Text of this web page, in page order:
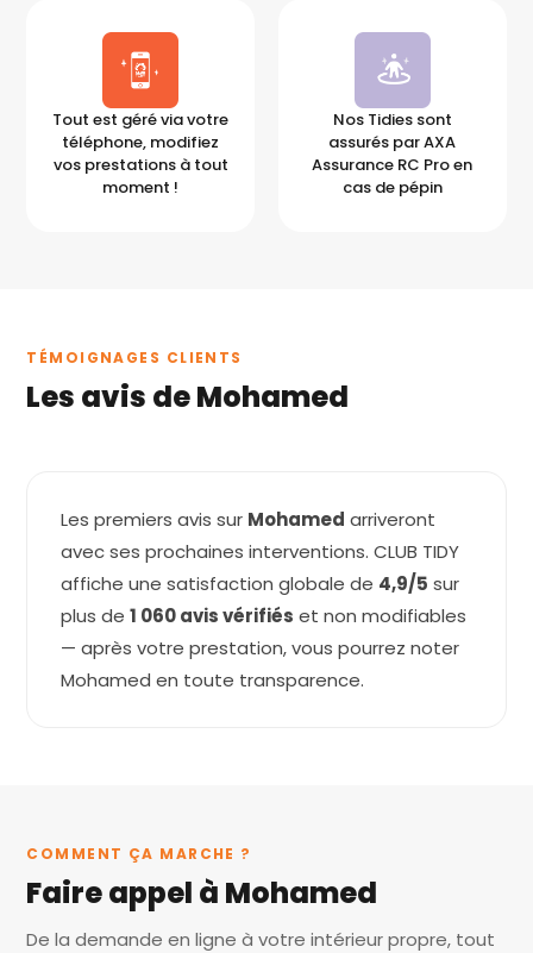
Tout est géré via votre
téléphone, modifiez
vos prestations à tout
moment !
Nos Tidies sont
assurés par AXA
Assurance RC Pro en
cas de pépin
TÉMOIGNAGES CLIENTS
Les avis de Mohamed
Les premiers avis sur Mohamed arriveront
avec ses prochaines interventions. CLUB TIDY
affiche une satisfaction globale de 4,9/5 sur
plus de1 060 avis vérifiés et non modifiables
— après votre prestation, vous pourrez noter
Mohamed en toute transparence.
COMMENT ÇA MARCHE ?
Faire appel à Mohamed
De la demande en ligne à votre intérieur propre, tout